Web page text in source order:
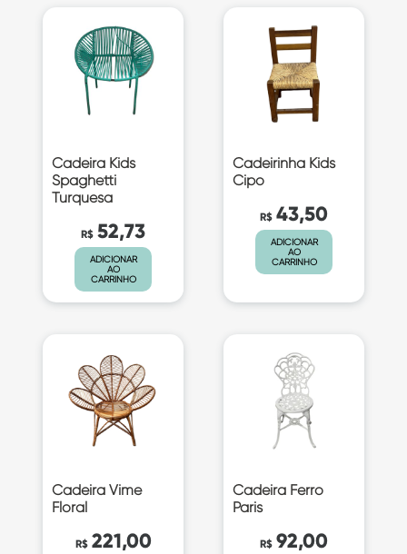
Cadeira Kids
Spaghetti
Turquesa
R$ 52,73
ADICIONAR
AO
CARRINHO
Cadeirinha Kids
Cipo
R$ 43,50
ADICIONAR
AO
CARRINHO
Cadeira Vime
Floral
R$ 221,00
Cadeira Ferro
Paris
R$ 92,00